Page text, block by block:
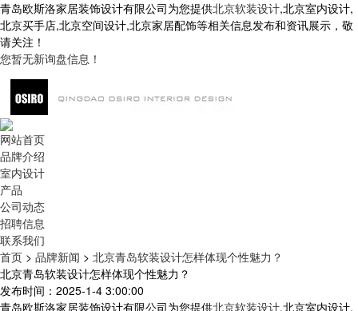
青岛欧斯洛家居装饰设计有限公司为您提供北京软装设计,北京室内设计,
北京买手店,北京空间设计,北京家居配饰等相关信息发布和资讯展示，敬
请关注！
您暂无新询盘信息！
网站首页
品牌介绍
室内设计
产品
公司动态
招聘信息
联系我们
首页 > 品牌新闻 > 北京青岛软装设计怎样体现个性魅力？
北京青岛软装设计怎样体现个性魅力？
发布时间：2025-1-4 3:00:00
青岛欧斯洛家居装饰设计有限公司为您提供北京软装设计,北京室内设计,